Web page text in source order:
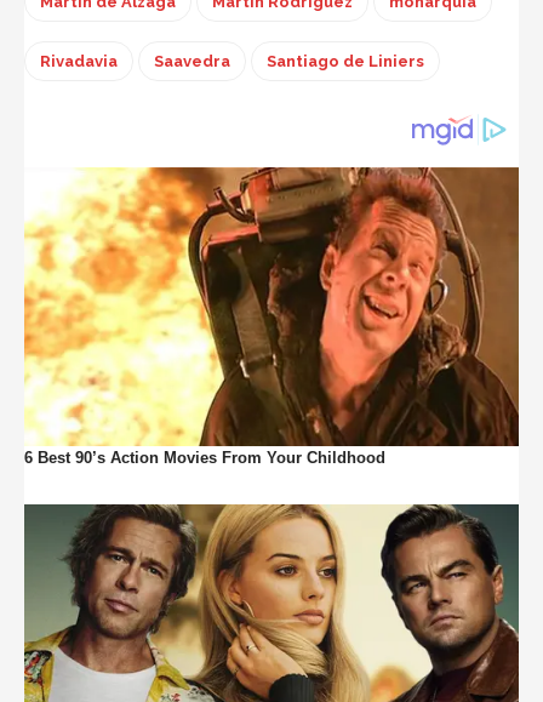
Rivadavia Saavedra Santiago de Liniers